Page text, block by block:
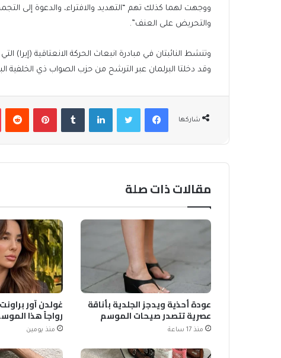
ووجهت لهما كذلك تهم “التهديد والافتراء، والدعوة إلى
والتحريض على العنف”.
وتنشط النائبتان في مبادرة انبعاث الحركة الانعتاقية (إيرا)
وقد دخلتا البرلمان عبر الترشح من حزب الصواب ذي الخلفية
شاركها
فيسبوكتويتر لينكدإن بينتيريست
مقالات ذات صلة
عودة أحذية ويدجز الجلدية بأناقة
عصرية تتصدر صيحات الموسم
منذ 17 ساعة
غولدن آور
رواجاً هذا
منذ يومين